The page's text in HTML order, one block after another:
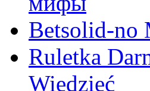
Betsolid-no
Ruletka
Wiedzieć